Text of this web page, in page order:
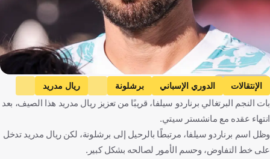
Getty Images
الإنتقالات الدوري الإسباني برشلونة
ريال مدريد
بيرناردو سيلفا
إسبانيا كرة قدم
بات النجم البرتغالي برناردو سيلفا، قريبًا من تعزيز ريال مدريد هذا الصيف، بعد
انتهاء عقده مع مانشستر سيتي.
وظل اسم برناردو سيلفا، مرتبطًا بالرحيل إلى برشلونة، لكن ريال مدريد تدخل
على خط التفاوض، وحسم الأمور لصالحه بشكل كبير.